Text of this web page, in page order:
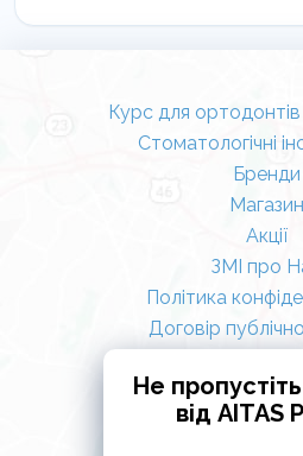
Курс для
Стоматологічні
Бренди
Магазин
Акції
ЗМІ про
Політика
Договір
Не
від AITAS